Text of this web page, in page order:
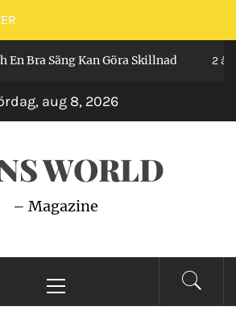
Säng Kan Göra Skillnad 2 år
aug 8, 2026
WORLD
– Magazine
meny